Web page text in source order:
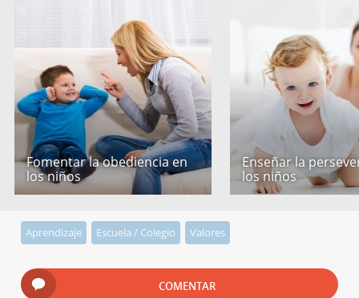
Fomentar la obediencia en
los niños
Enseñar la
los niños
Aprendizaje Escuela / Colegio Valores
COMENTAR